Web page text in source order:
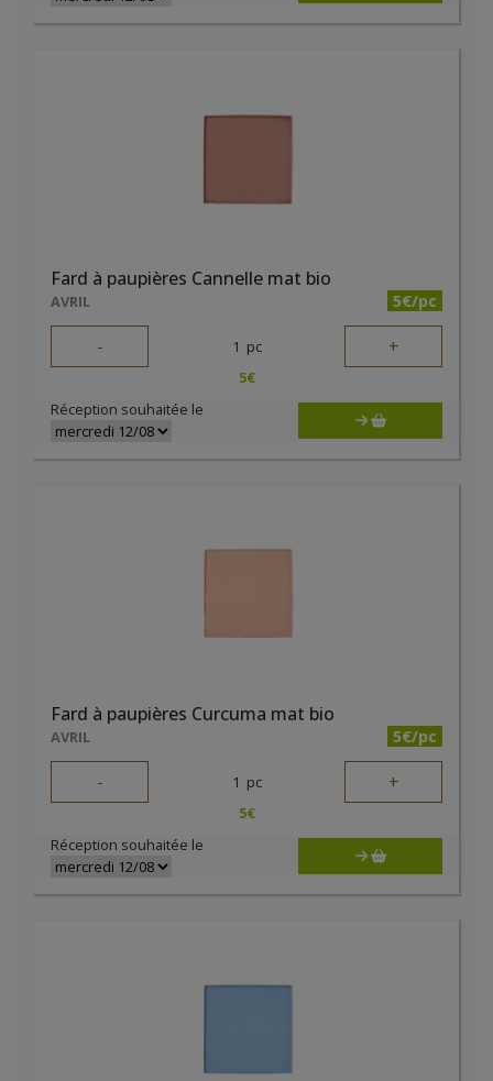
Fard à paupières Cannelle mat bio
AVRIL 5€/pc
- 1 pc +
5€
Réception souhaitée le
Fard à paupières Curcuma mat bio
AVRIL 5€/pc
- 1 pc +
5€
Réception souhaitée le